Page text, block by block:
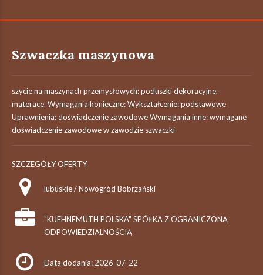
Szwaczka maszynowa
szycie na maszynach przemysłowych: poduszki dekoracyjne,
materace. Wymagania konieczne: Wykształcenie: podstawowe
Uprawnienia: doświadczenie zawodowe Wymagania inne: wymagane
doświadczenie zawodowe w zawodzie szwaczki
SZCZEGÓŁY OFERTY
lubuskie / Nowogród Bobrzański
"KUEHNEMUTH POLSKA" SPÓŁKA Z OGRANICZONĄ
ODPOWIEDZIALNOŚCIĄ
Data dodania: 2026-07-22